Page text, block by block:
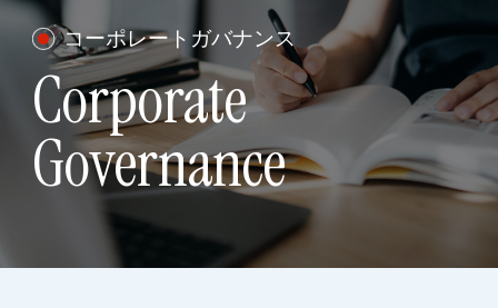
コーポレートガバナンス
Corporate
Governance